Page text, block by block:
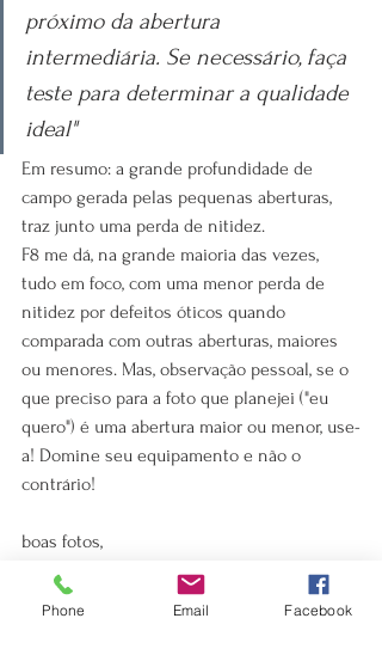
próximo da abertura
intermediária. Se necessário, faça
teste para determinar a qualidade
ideal"
Em resumo: a grande profundidade de
campo gerada pelas pequenas aberturas,
traz junto uma perda de nitidez.
F8 me dá, na grande maioria das vezes,
tudo em foco, com uma menor perda de
nitidez por defeitos óticos quando
comparada com outras aberturas, maiores
ou menores. Mas, observação pessoal, se o
que preciso para a foto que planejei ("eu
quero") é uma abertura maior ou menor, use-
a! Domine seu equipamento e não o
contrário!
boas fotos,
Phone Email Facebook